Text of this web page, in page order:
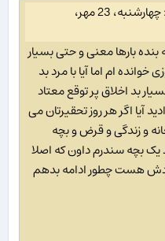
توسط ناهید در مورخه : چهارشنبه، 23 مهر،
بارها معنی و حتی بسیار
خوانده ام اما آیا با مرد بد
بد اخلاق پر توقع معتاد
آیا اگر هر روز تحقیرتان می
و زندگی و قرض و بچه
یک بچه سندرم داون که اصلا
هست چطور ادامه بدهم